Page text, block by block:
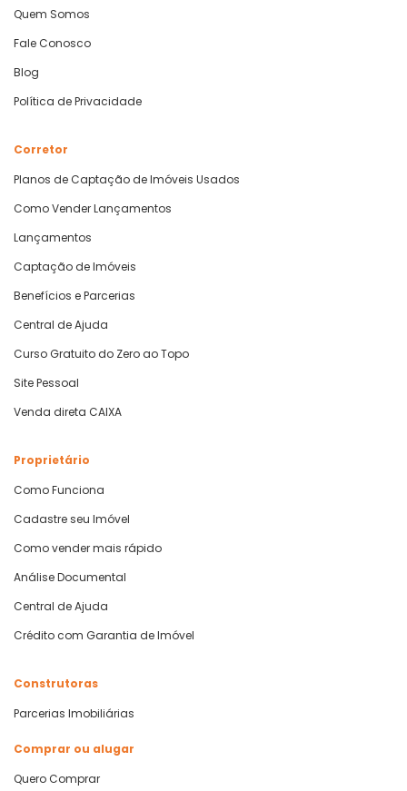
Quem Somos
Fale Conosco
Blog
Política de Privacidade
Corretor
Planos de Captação de Imóveis Usados
Como Vender Lançamentos
Lançamentos
Captação de Imóveis
Benefícios e Parcerias
Central de Ajuda
Curso Gratuito do Zero ao Topo
Site Pessoal
Venda direta CAIXA
Proprietário
Como Funciona
Cadastre seu Imóvel
Como vender mais rápido
Análise Documental
Central de Ajuda
Crédito com Garantia de Imóvel
Construtoras
Parcerias Imobiliárias
Comprar ou alugar
Quero Comprar